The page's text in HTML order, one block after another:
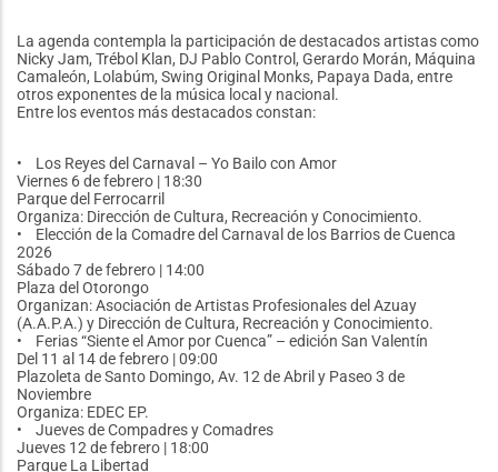
La agenda contempla la participación de destacados artistas como
Nicky Jam, Trébol Klan, DJ Pablo Control, Gerardo Morán, Máquina
Camaleón, Lolabúm, Swing Original Monks, Papaya Dada, entre
otros exponentes de la música local y nacional.
Entre los eventos más destacados constan:
• Los Reyes del Carnaval – Yo Bailo con Amor
Viernes 6 de febrero | 18:30
Parque del Ferrocarril
Organiza: Dirección de Cultura, Recreación y Conocimiento.
• Elección de la Comadre del Carnaval de los Barrios de Cuenca
2026
Sábado 7 de febrero | 14:00
Plaza del Otorongo
Organizan: Asociación de Artistas Profesionales del Azuay
(A.A.P.A.) y Dirección de Cultura, Recreación y Conocimiento.
• Ferias “Siente el Amor por Cuenca” – edición San Valentín
Del 11 al 14 de febrero | 09:00
Plazoleta de Santo Domingo, Av. 12 de Abril y Paseo 3 de
Noviembre
Organiza: EDEC EP.
• Jueves de Compadres y Comadres
Jueves 12 de febrero | 18:00
Parque La Libertad